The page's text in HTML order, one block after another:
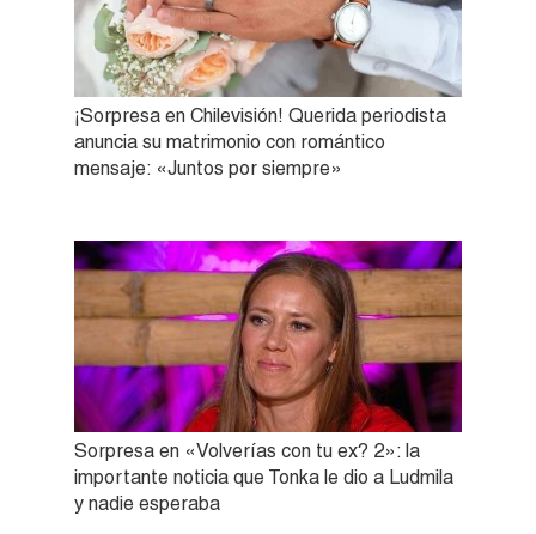
¡Sorpresa en Chilevisión! Querida periodista
anuncia su matrimonio con romántico
mensaje: «Juntos por siempre»
Sorpresa en «Volverías con tu ex? 2»: la
importante noticia que Tonka le dio a Ludmila
y nadie esperaba